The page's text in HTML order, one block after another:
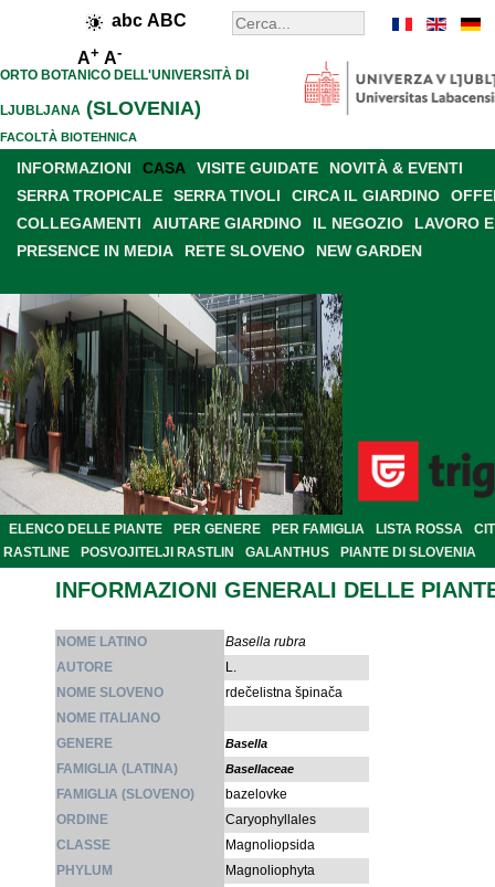
abc ABC
A+ A-
ORTO BOTANICO DELL'UNIVERSITÀ DI
LJUBLJANA (SLOVENIA)
FACOLTÀ BIOTEHNICA
INFORMAZIONI CASA VISITE GUIDATE
NOVITÀ & EVENTI
SERRA TROPICALE
SERRA TIVOLI CIRCA IL GIARDINO
COLLEGAMENTI
AIUTARE GIARDINO IL NEGOZIO
LAVORO
PRESENCE IN MEDIA
RETE SLOVENO NEW GARDEN
ELENCO DELLE PIANTE PER GENERE PER FAMIGLIA LISTA ROSSA
RASTLINE
POSVOJITELJI RASTLIN GALANTHUS PIANTE DI SLOVENIA
INFORMAZIONI GENERALI DELLE
NOME LATINO
Basella rubra
AUTORE
L.
NOME SLOVENO
rdečelistna špinača
NOME ITALIANO
GENERE
Basella
FAMIGLIA (LATINA) Basellaceae
FAMIGLIA (SLOVENO)
bazelovke
ORDINE
Caryophyllales
CLASSE
Magnoliopsida
PHYLUM
Magnoliophyta